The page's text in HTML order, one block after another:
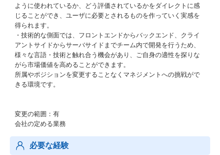
ように使われているか、どう評価されているかをダイレクトに感
じることができ、ユーザに必要とされるものを作っていく実感を
得られます。
・技術的な側面では、フロントエンドからバックエンド、クライ
アントサイドからサーバサイドまでチーム内で開発を行うため、
様々な言語・技術と触れ合う機会があり、ご自身の適性を探りな
がら市場価値を高めることができます。
所属やポジションを変更することなくマネジメントへの挑戦がで
きる環境です。
変更の範囲：有
会社の定める業務
必要な経験